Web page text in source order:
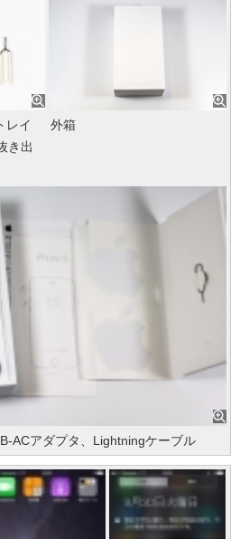
レイ
き出
外箱
ACアダプタ、Lightningケーブル